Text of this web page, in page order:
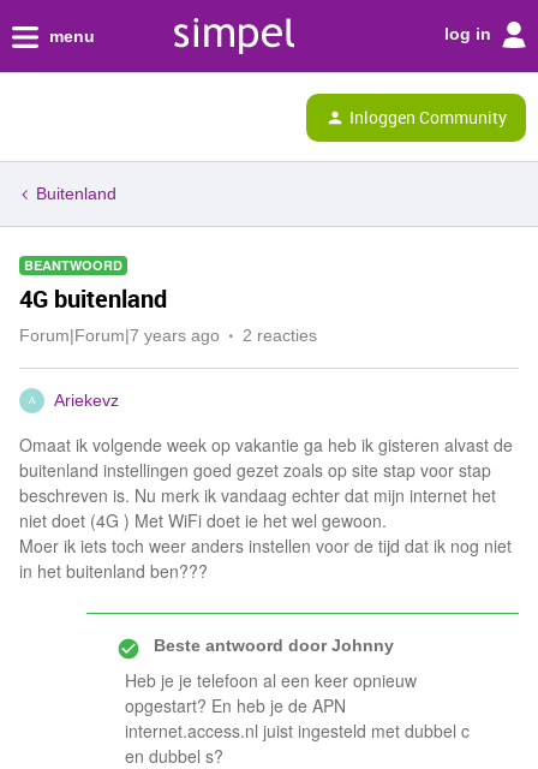
menu log in
Inloggen Community
Buitenland
BEANTWOORD
4G buitenland
Forum|Forum|7 years ago 2 reacties
A Ariekevz
Omaat ik volgende week op vakantie ga heb ik gisteren alvast de
buitenland instellingen goed gezet zoals op site stap voor stap
beschreven is. Nu merk ik vandaag echter dat mijn internet het
niet doet (4G ) Met WiFi doet ie het wel gewoon.
Moer ik iets toch weer anders instellen voor de tijd dat ik nog niet
in het buitenland ben???
Beste antwoord doorJohnny
Heb je je telefoon al een keer opnieuw
opgestart? En heb je de APN
internet.access.nl juist ingesteld met dubbel c
en dubbel s?